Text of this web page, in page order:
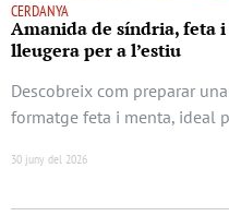
CERDANYA
Amanida de síndria, feta
lleugera per a l’estiu
Descobreix com preparar
formatge feta i menta, ideal
30 juny del 2026